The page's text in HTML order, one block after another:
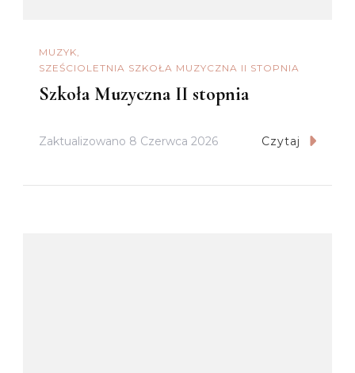
MUZYK
SZEŚCIOLETNIA SZKOŁA MUZYCZNA II STOPNIA
Szkoła Muzyczna II stopnia
Zaktualizowano 8 Czerwca 2026 Czytaj